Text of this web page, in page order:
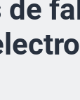
de